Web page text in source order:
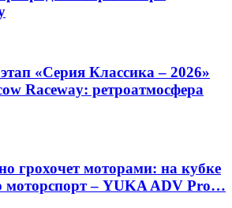
«Серия Классика – 2026»
Raceway: ретроатмосфера
грохочет моторами: на кубке
моторспорт – YUKA ADV Pro…